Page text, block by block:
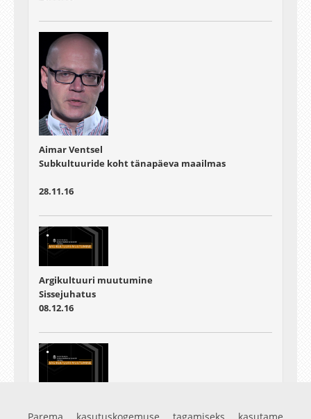
Aimar Ventsel
Subkultuuride koht tänapäeva maailmas
28.11.16
Argikultuuri muutumine
Sissejuhatus
08.12.16
Sissejuhatus lühike